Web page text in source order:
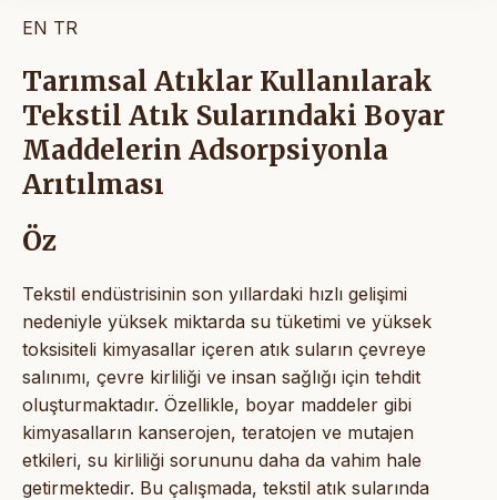
EN TR
Tarımsal Atıklar Kullanılarak
Tekstil Atık Sularındaki Boyar
Maddelerin Adsorpsiyonla
Arıtılması
Öz
Tekstil endüstrisinin son yıllardaki hızlı gelişimi
nedeniyle yüksek miktarda su tüketimi ve yüksek
toksisiteli kimyasallar içeren atık suların çevreye
salınımı, çevre kirliliği ve insan sağlığı için tehdit
oluşturmaktadır. Özellikle, boyar maddeler gibi
kimyasalların kanserojen, teratojen ve mutajen
etkileri, su kirliliği sorununu daha da vahim hale
getirmektedir. Bu çalışmada, tekstil atık sularında